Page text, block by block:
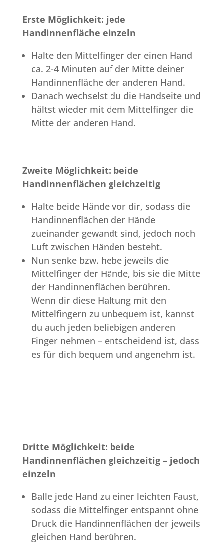
Erste Möglichkeit: jede
Handinnenfläche einzeln
Halte den Mittelfinger der einen Hand
ca. 2-4 Minuten auf der Mitte deiner
Handinnenfläche der anderen Hand.
Danach wechselst du die Handseite und
hältst wieder mit dem Mittelfinger die
Mitte der anderen Hand.
Zweite Möglichkeit: beide
Handinnenflächen gleichzeitig
Halte beide Hände vor dir, sodass die
Handinnenflächen der Hände
zueinander gewandt sind, jedoch noch
Luft zwischen Händen besteht.
Nun senke bzw. hebe jeweils die
Mittelfinger der Hände, bis sie die Mitte
der Handinnenflächen berühren.
Wenn dir diese Haltung mit den
Mittelfingern zu unbequem ist, kannst
du auch jeden beliebigen anderen
Finger nehmen – entscheidend ist, dass
es für dich bequem und angenehm ist.
Dritte Möglichkeit: beide
Handinnenflächen gleichzeitig – jedoch
einzeln
Balle jede Hand zu einer leichten Faust,
sodass die Mittelfinger entspannt ohne
Druck die Handinnenflächen der jeweils
gleichen Hand berühren.